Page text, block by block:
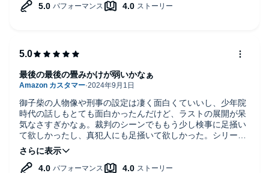
御子柴の人物像や刑事の設定は凄く面白くていいし、少年院
時代の話しもとても面白かったんだけど、ラストの展開が呆
気なさすぎかなぁ。裁判のシーンでももう少し検事に足掻い
て欲しかったし、真犯人にも足掻いて欲しかった。シリーズ
ものだから別にいいのかもだけど、本当のラストのラストも
あれ？終わり？って感じで終わってしまって、まぁ、2も聞
くんだからいいんだけど。
最後の最後の畳みかけが弱いかなぁ